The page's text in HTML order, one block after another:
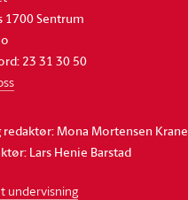
1700 Sentrum
23 31 30 50
redaktør: Mona Mortensen Krane
Lars Henie Barstad
undervisning